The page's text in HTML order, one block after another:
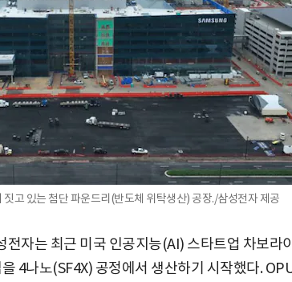
고 있는 첨단 파운드리(반도체 위탁생산) 공장./삼성전자 제공
전자는 최근 미국 인공지능(AI) 스타트업 차보라
4나노(SF4X) 공정에서 생산하기 시작했다.